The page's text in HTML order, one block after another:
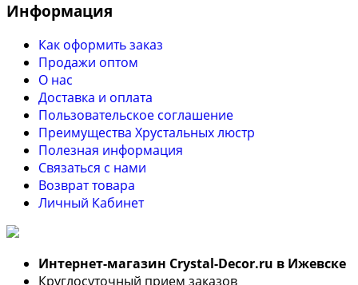
Информация
Как оформить заказ
Продажи оптом
О нас
Доставка и оплата
Пользовательское соглашение
Преимущества Хрустальных люстр
Полезная информация
Связаться с нами
Возврат товара
Личный Кабинет
Интернет-магазин Crystal-Decor.ru в Ижевске
Круглосуточный прием заказов